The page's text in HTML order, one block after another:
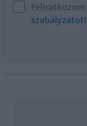
szabályzatot!